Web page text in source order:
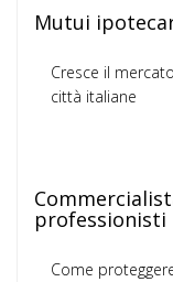
Mutui
Cresce il
città italiane
professionisti
Come